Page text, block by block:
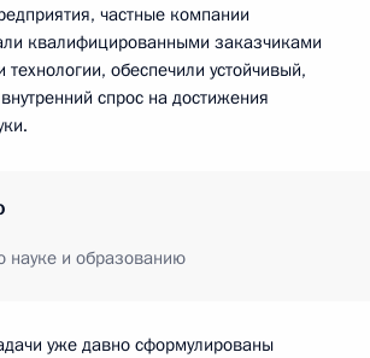
частные компании
квалифицированными заказчиками
технологии, обеспечили устойчивый,
спрос на достижения
науке и образованию
уже давно сформулированы